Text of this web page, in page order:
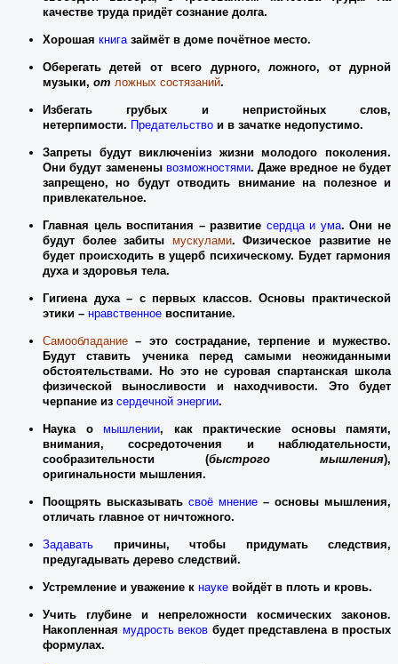
качестве труда придёт сознание долга.
Хорошая книгазаймёт в доме почётное место.
Оберегать детей от всего дурного, ложного, от дурной
музыки, от ложных состязаний.
Избегать грубых и непристойных слов,
нетерпимости. Предательство и в зачатке недопустимо.
Запреты будутвиключеніиз жизни молодого поколения.
Они будут заменены возможностями. Даже вредное не будет
запрещено, но будут отводить внимание на полезное и
привлекательное.
Главная цель воспитания – развитие сердца и ума. Они не
будут более забиты мускулами. Физическое развитие не
будет происходить в ущерб психическому. Будет гармония
духа и здоровья тела.
Гигиена духа – спервых классов. Основы практической
этики – нравственное воспитание.
Самообладание – это сострадание, терпение и мужество.
Будут ставить ученика перед самыми неожиданными
обстоятельствами. Но это не суровая спартанская школа
физической выносливости и находчивости. Это будет
черпание из сердечной энергии.
Наука о мышлении, как практические основы памяти,
внимания, сосредоточения и наблюдательности,
сообразительности (быстрого мышления),
оригинальности мышления.
Поощрять высказывать своё мнение – основы мышления,
отличать главное от ничтожного.
Задавать причины, чтобы придумать следствия,
предугадывать дерево следствий.
Устремление и уважение к науке войдёт в плоть и кровь.
Учить глубине и непреложности космических законов.
Накопленная мудрость веков будет представлена в простых
формулах.